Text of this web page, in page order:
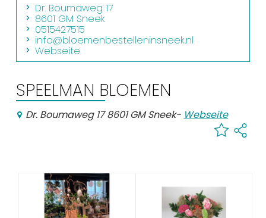
Häufig besuchte Seiten:
Stadtplan
Sneek mit Kinder
Drahtloses Internet
Sehenswürdigkeiten
Dr. Boumaweg 17
8601 GM Sneek
0515427515
info@bloemenbestelleninsneek.nl
Webseite
SPEELMAN BLOEMEN
Dr. Boumaweg 17 8601 GM Sneek- Webseite